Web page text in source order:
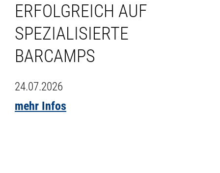
ERFOLGREICH AUF
SPEZIALISIERTE
BARCAMPS
24.07.2026
mehr Infos